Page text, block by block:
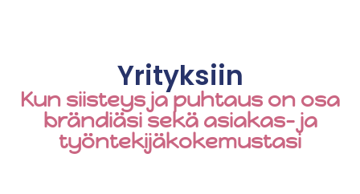
Yrityksiin
Kun siisteys ja puhtaus on osa
brändiäsi sekä asiakas- ja
työntekijäkokemustasi